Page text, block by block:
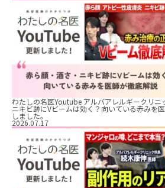
わたしの名医Youtube アルバアレルギークリニ
ニキビ跡にVビームは効く？向いている赤みを
しました。
2026.07.17